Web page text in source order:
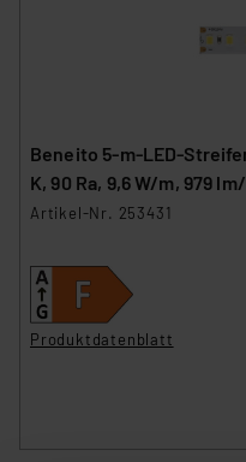
Beneito 5-m-LED-
K, 90 Ra, 9,6 W/m, 979
Artikel-Nr. 253431
Produktdatenblatt